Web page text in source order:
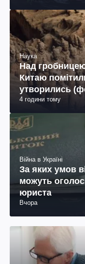
Наука
Над
Китаю
утворились
4 години тому
Війна в Україні
За яких умов
можуть
юриста
Вчора